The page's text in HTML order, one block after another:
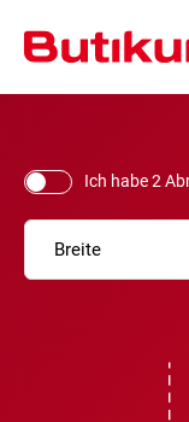
Ich habe 2
Breite